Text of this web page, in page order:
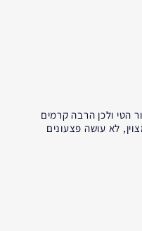
הטי ולכן הרבה קרמים
לא עושה פצעונים